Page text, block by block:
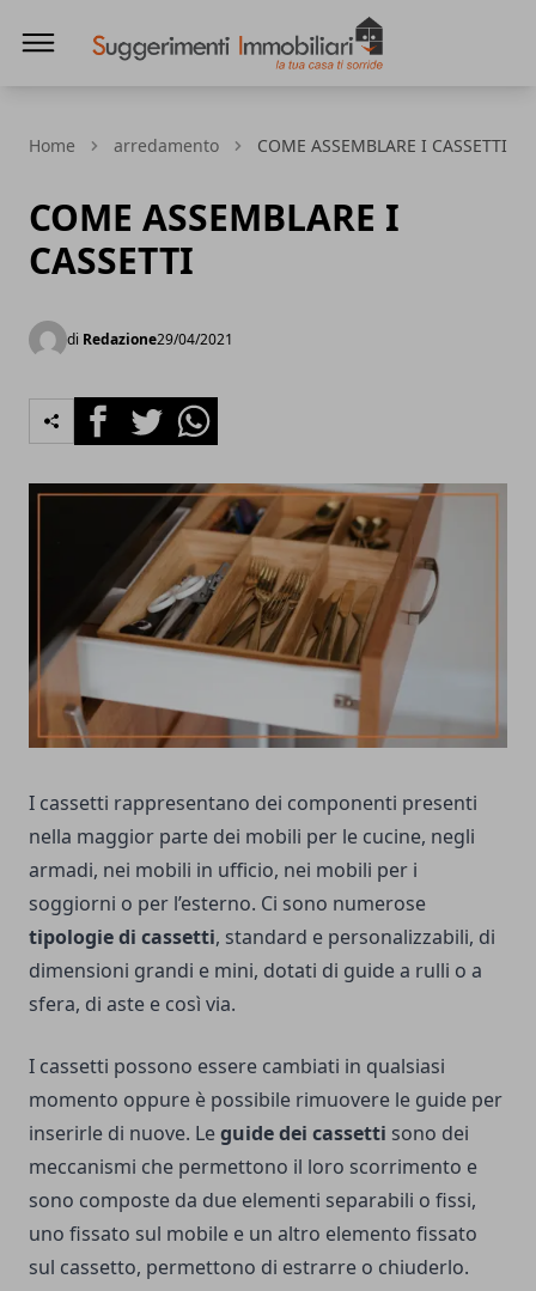
Home arredamento COME ASSEMBLARE I CASSETTI
COME ASSEMBLARE I
CASSETTI
di Redazione29/04/2021
FacebookTwitterWhatsapp
I cassetti rappresentano dei componenti presenti
nella maggior parte dei mobili per le cucine, negli
armadi, nei mobili in ufficio, nei mobili per i
soggiorni o per l’esterno. Ci sono numerose
tipologie di cassetti, standard e personalizzabili, di
dimensioni grandi e mini, dotati di guide a rulli o a
sfera, di aste e così via.
I cassetti possono essere cambiati in qualsiasi
momento oppure è possibile rimuovere le guide per
inserirle di nuove. Leguide dei cassetti sono dei
meccanismi che permettono il loro scorrimento e
sono composte da due elementi separabili o fissi,
uno fissato sul mobile e un altro elemento fissato
sul cassetto, permettono di estrarre o chiuderlo.